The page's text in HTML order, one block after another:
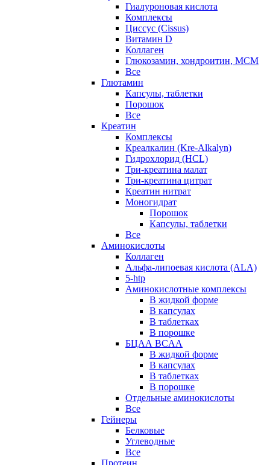
Гиалуроновая кислота
Комплексы
Циссус (Cissus)
Витамин D
Коллаген
Глюкозамин, хондроитин, МСМ
Все
Глютамин
Капсулы, таблетки
Порошок
Все
Креатин
Комплексы
Креалкалин (Kre-Alkalyn)
Гидрохлорид (HCL)
Три-креатина малат
Три-креатина цитрат
Креатин нитрат
Моногидрат
Порошок
Капсулы, таблетки
Все
Аминокислоты
Коллаген
Альфа-липоевая кислота (ALA)
5-htp
Аминокислотные комплексы
В жидкой форме
В капсулах
В таблетках
В порошке
БЦАА BCAA
В жидкой форме
В капсулах
В таблетках
В порошке
Отдельные аминокислоты
Все
Гейнеры
Белковые
Углеводные
Все